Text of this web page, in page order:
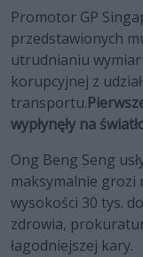
Promotor GP
przedstawionych
utrudnianiu
korupcyjnej z
transportu.
wypłynęły na
Ong Beng Seng
maksymalnie grozi
wysokości 30 tys.
zdrowia,
łagodniejszej kary.